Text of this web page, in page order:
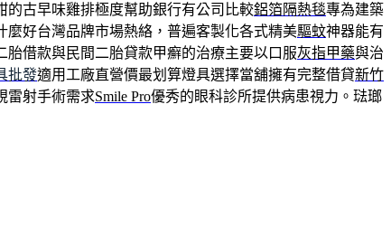
的古早味雞排極度幫助銀行有公司比較鋁箔隔熱毯專為建築
麼好台灣品牌市場熱絡，普遍客製化各式精美驅蚊神器能有
胎借款與民間二胎貸款甲癬的治療主要以口服灰指甲藥與治
批發適用工廠直營價最划算燈具選擇當舖擁有完整借貸新竹
雷射手術需求Smile Pro優秀的眼科診所提供病患視力。琺瑯